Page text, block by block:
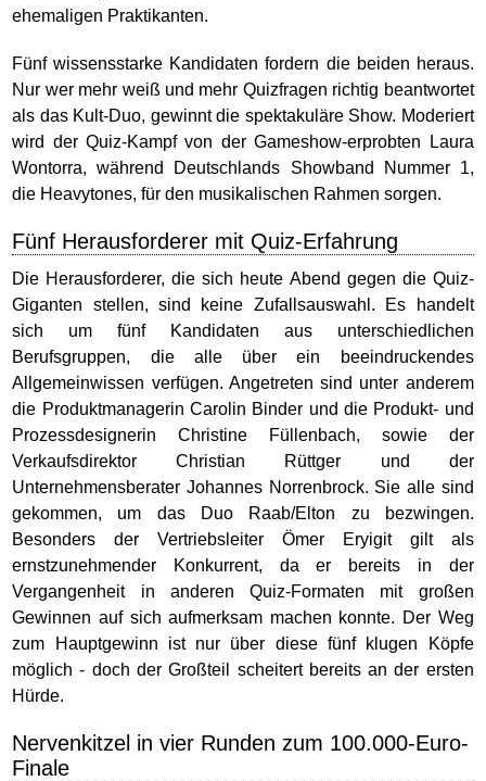
ehemaligen Praktikanten.
Fünf wissensstarke Kandidaten fordern die beiden heraus.
Nur wer mehr weiß und mehr Quizfragen richtig beantwortet
als das Kult-Duo, gewinnt die spektakuläre Show. Moderiert
wird der Quiz-Kampf von der Gameshow-erprobten Laura
Wontorra, während Deutschlands Showband Nummer 1,
die Heavytones, für den musikalischen Rahmen sorgen.
Fünf Herausforderer mit Quiz-Erfahrung
Die Herausforderer, die sich heute Abend gegen die Quiz-
Giganten stellen, sind keine Zufallsauswahl. Es handelt
sich um fünf Kandidaten aus unterschiedlichen
Berufsgruppen, die alle über ein beeindruckendes
Allgemeinwissen verfügen. Angetreten sind unter anderem
die Produktmanagerin Carolin Binder und die Produkt- und
Prozessdesignerin Christine Füllenbach, sowie der
Verkaufsdirektor Christian Rüttger und der
Unternehmensberater Johannes Norrenbrock. Sie alle sind
gekommen, um das Duo Raab/Elton zu bezwingen.
Besonders der Vertriebsleiter Ömer Eryigit gilt als
ernstzunehmender Konkurrent, da er bereits in der
Vergangenheit in anderen Quiz-Formaten mit großen
Gewinnen auf sich aufmerksam machen konnte. Der Weg
zum Hauptgewinn ist nur über diese fünf klugen Köpfe
möglich - doch der Großteil scheitert bereits an der ersten
Hürde.
Nervenkitzel in vier Runden zum 100.000-Euro-
Finale